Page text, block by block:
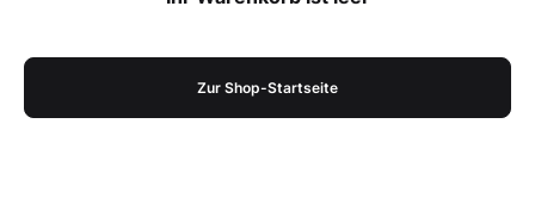
Zur Shop-Startseite